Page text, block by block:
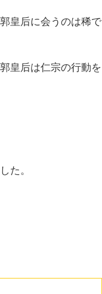
皇后に会うのは稀で
皇后は仁宗の行動を
た。